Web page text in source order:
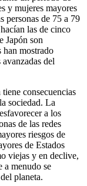
y mujeres mayores
personas de 75 a 79
las de cinco
Japón son
han mostrado
del
consecuencias
sociedad. La
a los
de las redes
riesgos de
de Estados
viejas y en declive,
a menudo se
planeta.